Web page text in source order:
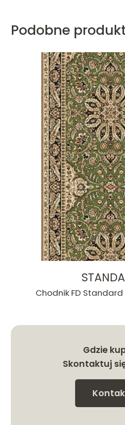
Podobne
Chodnik FD
Gdzie
Skontaktuj